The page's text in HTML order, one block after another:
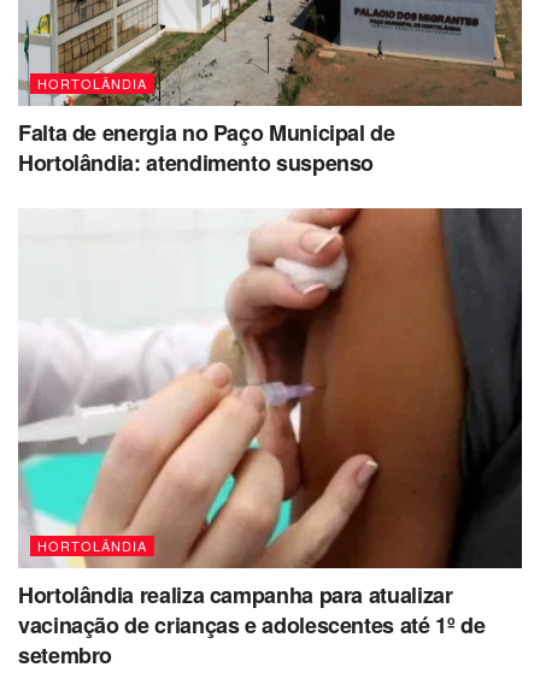
HORTOLÂNDIA
Falta de energia no Paço Municipal de
Hortolândia: atendimento suspenso
HORTOLÂNDIA
Hortolândia realiza campanha para atualizar
vacinação de crianças e adolescentes até 1º de
setembro